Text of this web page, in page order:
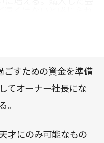
い値段で売却すること
ないが、会社購入の
大企業でのマネジメン
経営していけるとい
ことは、売り手の企
ごすための資金を準備
てオーナー社長にな
。
才にのみ可能なもの